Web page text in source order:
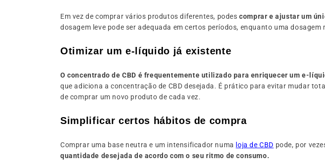
Em vez de comprar vários produtos diferentes, podes comprar e ajustar um
dosagem leve pode ser adequada em certos períodos, enquanto uma
Otimizar um e-líquido já existente
O concentrado de CBD é frequentemente utilizado para enriquecer um e-
que adiciona a concentração de CBD desejada. É prático para evitar mudar
de comprar um novo produto de cada vez.
Simplificar certos hábitos de compra
Comprar uma base neutra e um intensificador numa loja de CBD pode, por
quantidade desejada de acordo com o seu ritmo de consumo.